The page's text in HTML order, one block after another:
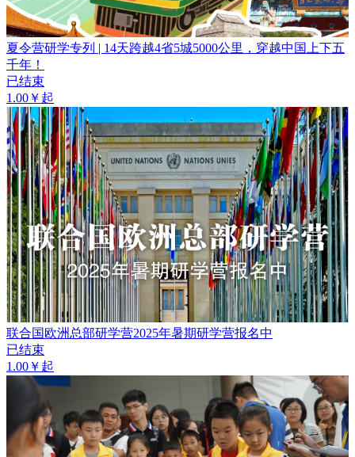
夏令营研学专列 | 14天跨越4省5城5000公里，穿越中国上下五
千年！
已结束
1.00￥起
联合国欧洲总部研学营2025年暑期研学营报名中
已结束
1.00￥起